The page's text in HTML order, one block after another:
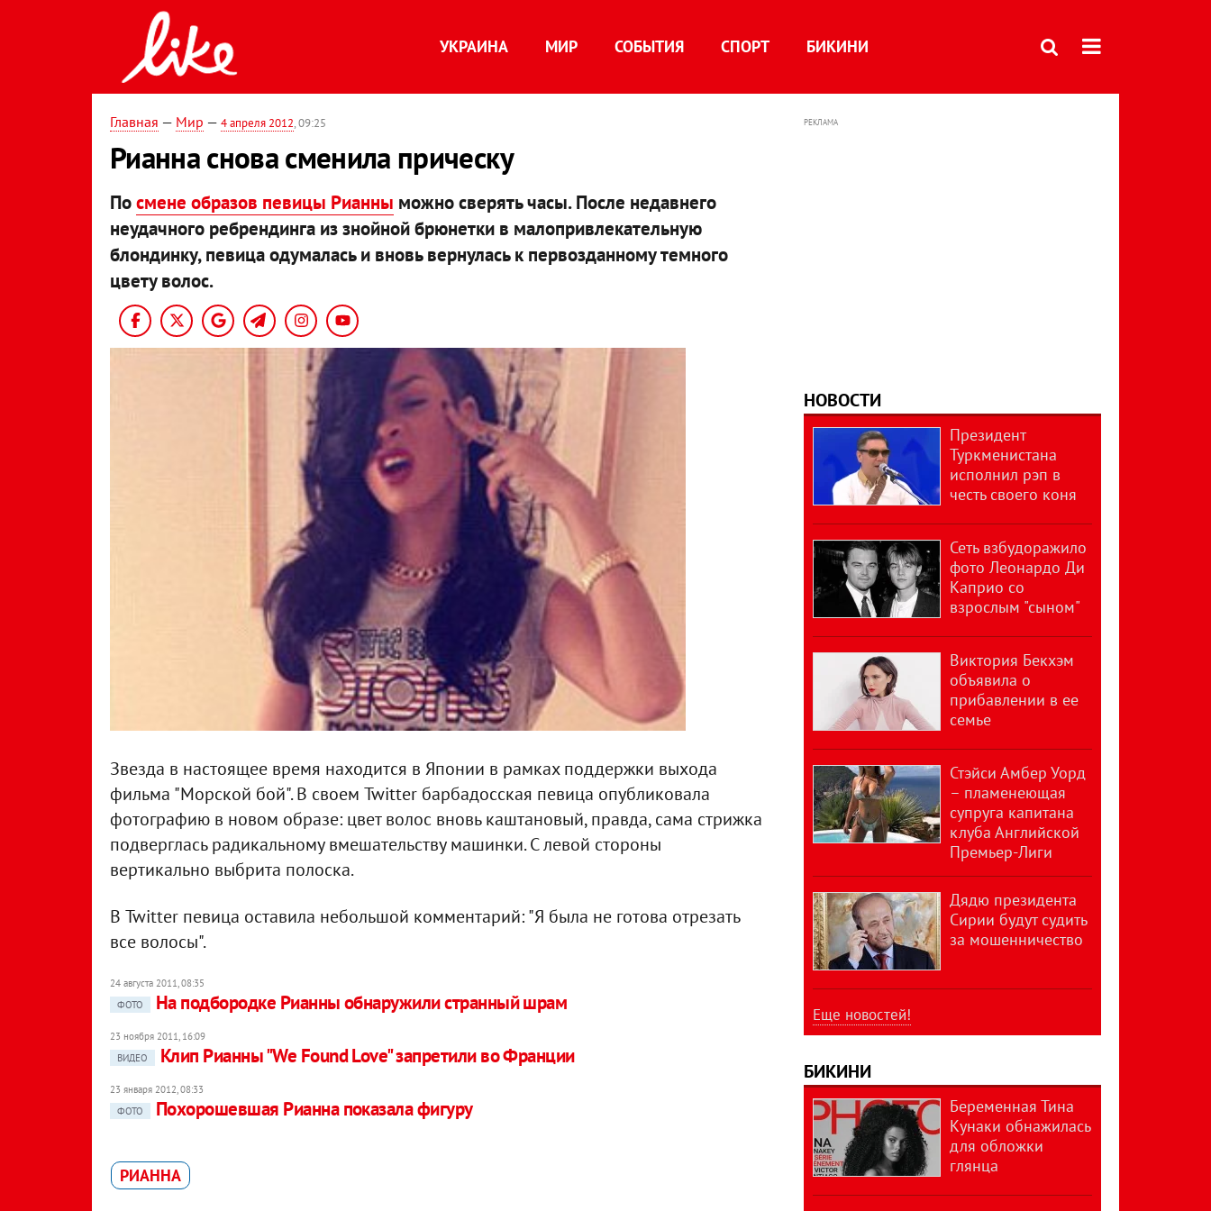
УКРАИНА МИР СОБЫТИЯ СПОРТ БИКИНИ
Главная — Мир — 4 апреля 2012, 09:25
Рианна снова сменила прическу
Посмене образов певицы Рианны можно сверять часы. После недавнего
неудачного ребрендинга из знойной брюнетки в малопривлекательную
блондинку, певица одумалась и вновь вернулась к первозданному темного
цвету волос.
Звезда в настоящее время находится в Японии в рамках поддержки выхода
фильма "Морской бой". В своем Twitter барбадосская певица опубликовала
фотографию в новом образе: цвет волос вновь каштановый, правда, сама стрижка
подверглась радикальному вмешательству машинки. С левой стороны
вертикально выбрита полоска.
В Twitter певица оставила небольшой комментарий: "Я была не готова отрезать
все волосы".
24 августа 2011, 08:35
ФОТО
На подбородке Рианны обнаружили странный шрам
23 ноября 2011, 16:09
ВИДЕО
Клип Рианны "We Found Love" запретили во Франции
23 января 2012, 08:33
ФОТО
Похорошевшая Рианна показала фигуру
РИАННА
РЕКЛАМА
НОВОСТИ
Президент
Туркменистана
исполнил рэп в
честь своего коня
Сеть взбудоражило
фото Леонардо Ди
Каприо со
взрослым "сыном"
Виктория Бекхэм
объявила о
прибавлении в ее
семье
Стэйси Амбер Уорд
– пламенеющая
супруга капитана
клуба Английской
Премьер-Лиги
Дядю президента
Сирии будут судить
за мошенничество
Еще новостей!
БИКИНИ
Беременная Тина
Кунаки обнажилась
для обложки
глянца